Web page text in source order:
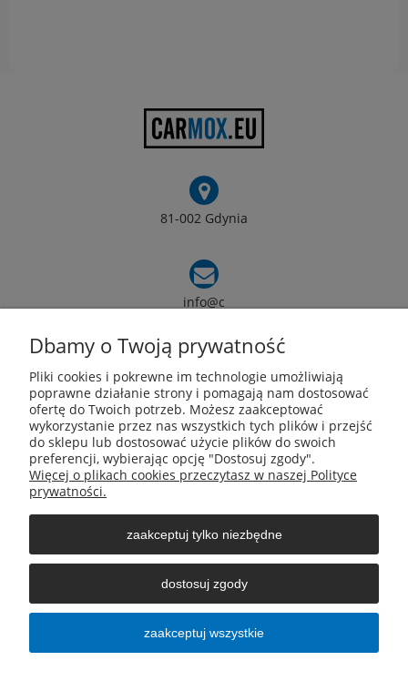
81-002 Gdynia
info@c
Pomoc
Moje konto
Informacje
O nas
Dbamy o Twoją prywatność
Pliki cookies i pokrewne im technologie umożliwiają
poprawne działanie strony i pomagają nam dostosować
ofertę do Twoich potrzeb. Możesz zaakceptować
wykorzystanie przez nas wszystkich tych plików i przejść
do sklepu lub dostosować użycie plików do swoich
preferencji, wybierając opcję "Dostosuj zgody".
Więcej o plikach cookies przeczytasz w naszej Polityce
prywatności.
zaakceptuj tylko niezbędne
dostosuj zgody
zaakceptuj wszystkie